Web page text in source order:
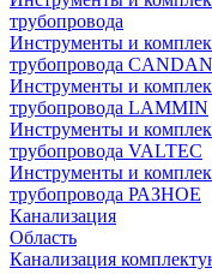
трубопровода
Инструменты и
трубопровода CANDAN
Инструменты и
трубопровода LAMMIN
Инструменты и
трубопровода VALTEC
Инструменты и
трубопровода РАЗНОЕ
Канализация
Область
Канализация